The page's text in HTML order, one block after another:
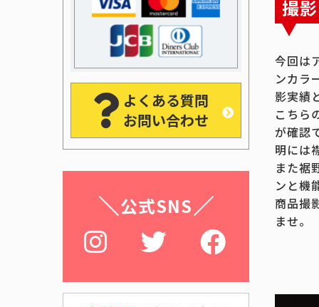
撮
今回は
ンカラ
影実績
こちら
が確認
明には
また裾
ンと機
商品撮
ませ。
よくある質問
お問い合わせ
公式SNS